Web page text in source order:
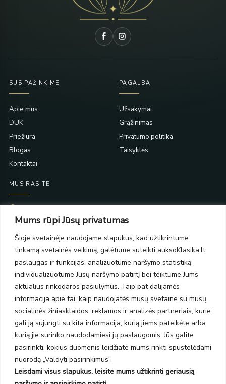
Mums rūpi Jūsų privatumas
Šioje svetainėje naudojame slapukus, kad užtikrintume
tinkamą svetainės veikimą, galėtume suteikti auksoKlasika.lt
paslaugas ir funkcijas, analizuotume naršymo statistiką,
individualizuotume Jūsų naršymo patirtį bei teiktume Jums
aktualius rinkodaros pasiūlymus. Taip pat dalijamės
informacija apie tai, kaip naudojatės mūsų svetaine su mūsų
socialinės žiniasklaidos, reklamos ir analizės partneriais, kurie
gali ją sujungti su kita informacija, kurią jiems pateikėte arba
kurią jie surinko naudodamiesi jų paslaugomis. Jūs galite
pasirinkti, kokius duomenis leidžiate mums rinkti spustelėdami
nuorodą „Valdyti pasirinkimus“.
Leisdami visus slapukus, leisite mums užtikrinti geriausią
SUSIPAŽINKIME
Apie mus
DUK
Priežiūra
Blogas
Kontaktai
PAGALBA
Užsakymai
Grąžinimas
Privatumo politika
Taisyklės
MUS RASITE
PC Molas, Klaipėda
PC BIG 2, Klaipėda
Šilutės pl. 35
PC Banginis, Klaipėda
NAUJIENLAIŠKIS
Prenumeruokite ir gaukite pasiūlymus, naujienas bei riboto
leidimo kolekcijas.
SIŲSTI